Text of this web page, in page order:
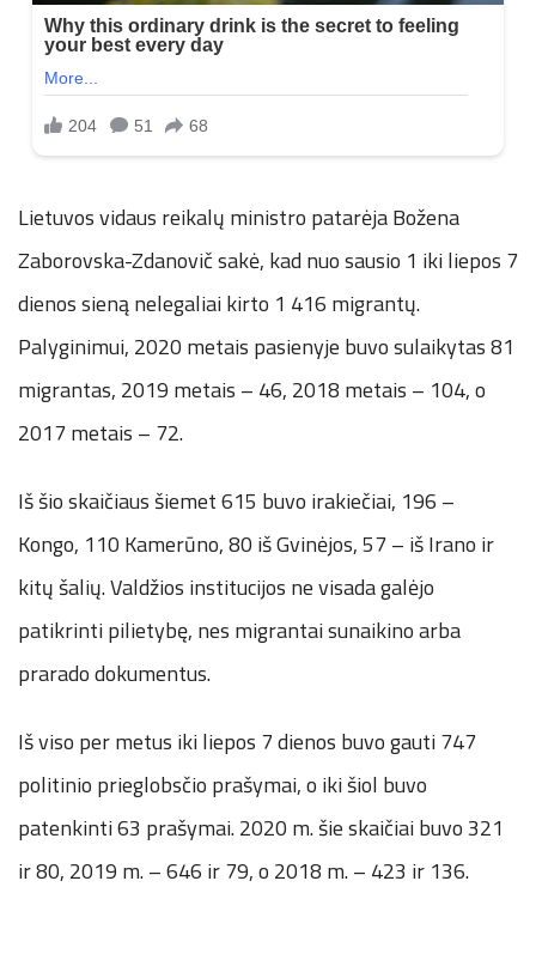
Lietuvos vidaus reikalų ministro patarėja Božena
Zaborovska-Zdanovič sakė, kad nuo sausio 1 iki liepos 7
dienos sieną nelegaliai kirto 1 416 migrantų.
Palyginimui, 2020 metais pasienyje buvo sulaikytas 81
migrantas, 2019 metais – 46, 2018 metais – 104, o
2017 metais – 72.
Iš šio skaičiaus šiemet 615 buvo irakiečiai, 196 –
Kongo, 110 Kamerūno, 80 iš Gvinėjos, 57 – iš Irano ir
kitų šalių. Valdžios institucijos ne visada galėjo
patikrinti pilietybę, nes migrantai sunaikino arba
prarado dokumentus.
Iš viso per metus iki liepos 7 dienos buvo gauti 747
politinio prieglobsčio prašymai, o iki šiol buvo
patenkinti 63 prašymai. 2020 m. šie skaičiai buvo 321
ir 80, 2019 m. – 646 ir 79, o 2018 m. – 423 ir 136.